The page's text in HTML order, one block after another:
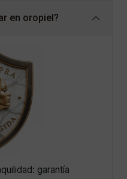
en oropiel?
garantía